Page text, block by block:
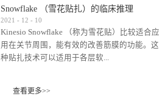
比如我本人，几乎天天接触KINESIO肌内效，无
论从皮肤适应性还是本人皮肤本身就不属于不
易过敏的那种，基本不会有过敏瘙痒的情况。
但是，当身体不适、休息不好、持续紧张等特
殊因素的影响下，有时还是会出现瘙痒过敏的
前后后居家近30天左右，感觉日子都日夜颠倒
Kinesio Taping Association International
（KTAI）名誉会长 身体具有免疫、疼痛、细胞
破坏、发热、修复、增殖、再生等自然愈合能
力。 多作为细胞因子存在于皮肤表皮、真皮、
扎疗法）的效果是通过创造一个环境，使每种
Snowflake （雪花贴扎）的临床推理
2021 - 12 - 10
Kinesio Snowflake （称为雪花贴）比较适合应
用在关节周围，能有效的改善筋膜的功能。这
种贴扎技术可以适用于各层软...
组织:肌肉，肌腱，韧带（主要围绕有问题的关
查看更多>>